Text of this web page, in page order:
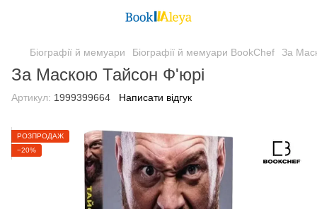
Біографії й мемуари Біографії й мемуари BookChef За
За Маскою Тайсон Ф'юрі
Артикул: 1999399664 Написати відгук
РОЗПРОДАЖ
−20%